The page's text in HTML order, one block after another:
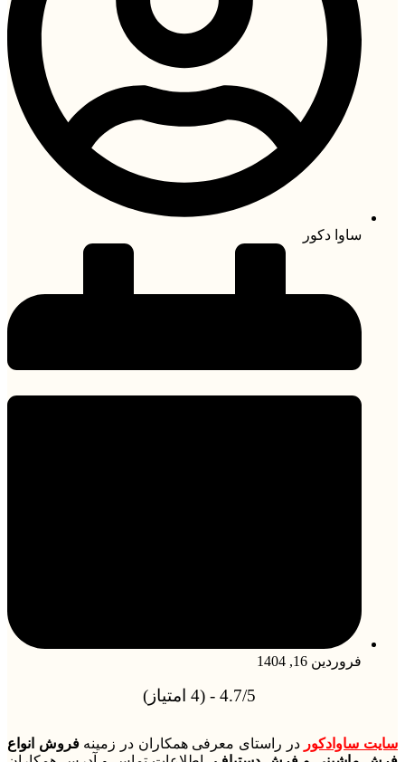
ساوا دکور
فروردین 16, 1404
4.7/5 - (4 امتیاز)
سایت ساوادکور در راستای معرفی همکاران در زمینهفروش انواع